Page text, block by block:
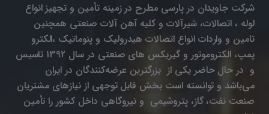
شرکت جاویدان در پارسی مطرح در زمینه تأمین و تجهیز انواع
لوله ، اتصالات، شیرآلات و کلیه آهن آلات صنعتی همچنین
تامین و واردات انواع اتصالات هیدرولیک و پنوماتیک ،الکترو
پمپ، الکتروموتور و گیربکس های صنعتی در سال 1392 تاسیس
و در حال حاضر یکی از بزرگترین عرضه‌کنندگان در ایران
می‌باشد و توانسته است بخش قابل توجهی از نیازهای مشتریان
صنعت نفت، گاز، پتروشیمی و نیروگاهی داخل کشور را تأمین